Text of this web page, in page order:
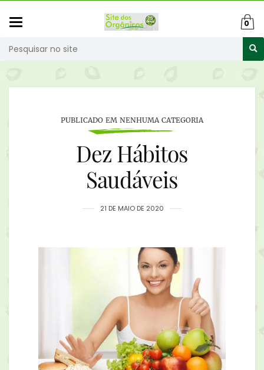
0
PUBLICADO EM NENHUMA CATEGORIA
Dez Hábitos
Saudáveis
21 DE MAIO DE 2020